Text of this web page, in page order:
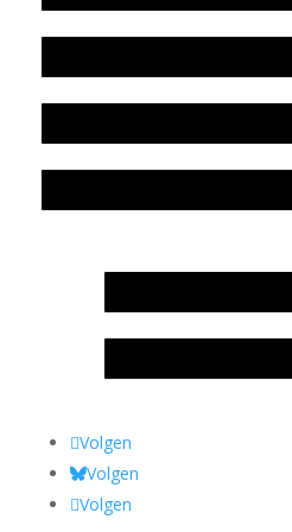
Volgen
Volgen
Volgen